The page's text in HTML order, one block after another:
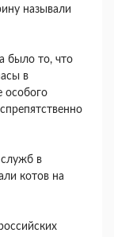
называли
было то, что
в
особого
в
котов на